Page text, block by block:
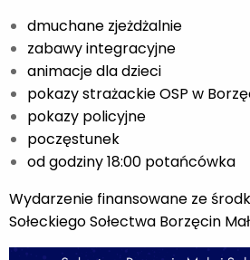
dmuchane zjeżdżalnie
zabawy integracyjne
animacje dla dzieci
pokazy strażackie OSP w
pokazy policyjne
poczęstunek
od godziny 18:00 potańcówka
Wydarzenie finansowane ze
Sołeckiego Sołectwa Borzęcin